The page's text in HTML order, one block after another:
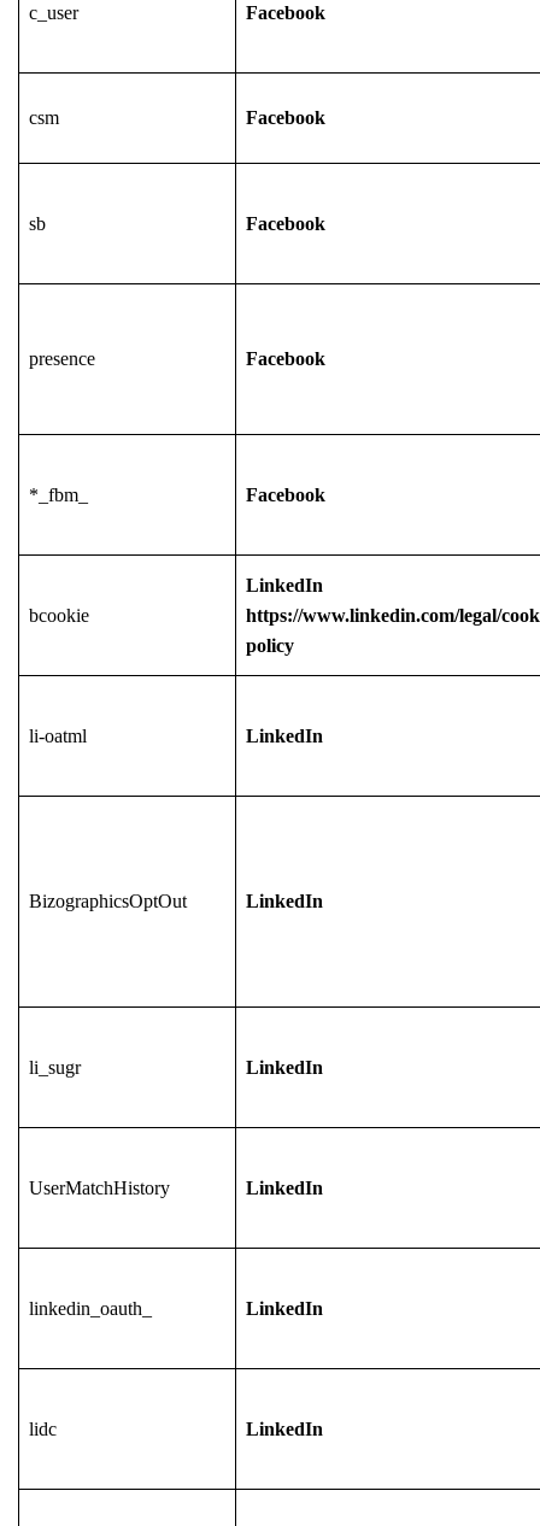
c_user Facebook
csm Facebook
sb Facebook
presence Facebook
*_fbm_ Facebook
bcookie
LinkedIn
https://www.linkedin.com/legal/
policy
li-oatml LinkedIn
BizographicsOptOut LinkedIn
li_sugr LinkedIn
UserMatchHistory LinkedIn
linkedin_oauth_ LinkedIn
lidc LinkedIn